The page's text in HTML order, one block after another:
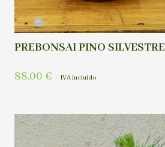
PREBONSAI PINO SILVESTRE
88,00 € IVA incluído